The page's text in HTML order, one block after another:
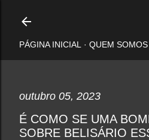
PÁGINA INICIAL QUEM SOMOS
outubro 05, 2023
É COMO SE UMA
SOBRE BELISÁRIO